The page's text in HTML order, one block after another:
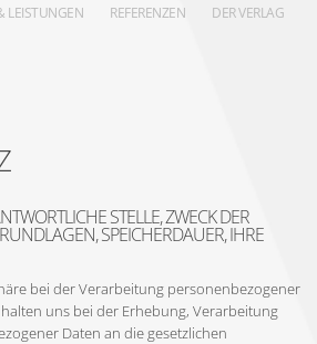
LEISTUNGEN REFERENZEN DER VERLAG
STELLE, ZWECK DER
SPEICHERDAUER, IHRE
bei der Verarbeitung personenbezogener
uns bei der Erhebung, Verarbeitung
Daten an die gesetzlichen